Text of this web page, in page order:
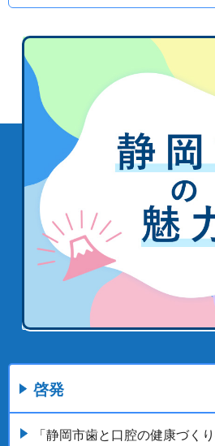
啓発
「静岡市歯と口腔の健康づく